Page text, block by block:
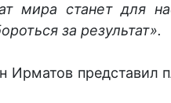
мира станет для
за результат».
представил